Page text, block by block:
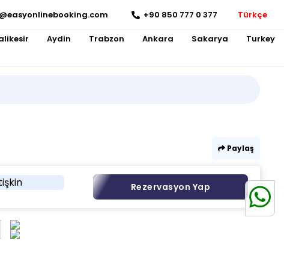
+90 850 777 0 377 Türkçe
Aydin Trabzon Ankara Sakarya Turkey
Paylaş
Rezervasyon Yap